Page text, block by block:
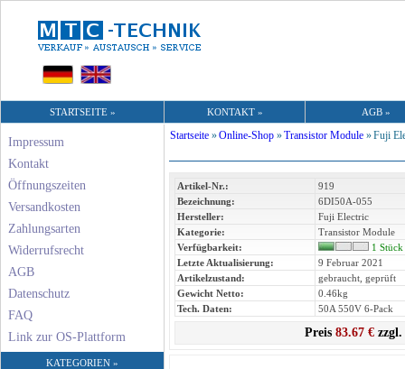
STARTSEITE » KONTAKT » AGB »
Impressum
Kontakt
Öffnungszeiten
Versandkosten
Zahlungsarten
Widerrufsrecht
AGB
Datenschutz
FAQ
Link zur OS-Plattform
KATEGORIEN »
Startseite »Online-Shop »Transistor Module »Fuji
Artikel-Nr.:
919
Bezeichnung:
6DI50A-055
Hersteller:
Fuji Electric
Kategorie:
Transistor Module
Verfügbarkeit:
1
Letzte Aktualisierung:
9 Februar 2021
Artikelzustand:
gebraucht, geprüft
Gewicht Netto:
0.46kg
Tech. Daten:
50A 550V 6-Pack
Preis 83.67 €zzgl.